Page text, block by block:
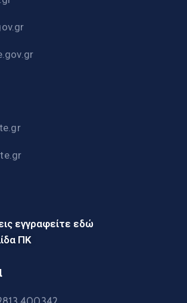
εγγραφείτε εδώ
ΠΚ